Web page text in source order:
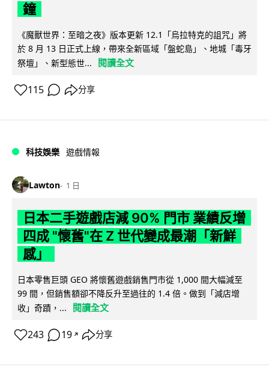
鐘
《魔獸世界：至暗之夜》版本更新 12.1「烏拉特克的詛咒」將
於 8 月 13 日正式上線，帶來全新區域「盤蛇島」、地城「毒牙
祭壇」、新型態世...
閱讀全文
115 分享
科技娛樂 遊戲情報
Lawton 1 日
日本二手遊戲店減 90% 門市 業績反增
四成 "懷舊"在 Z 世代變成最潮「新鮮
感」
日本零售巨頭 GEO 將懷舊遊戲銷售門市從 1,000 間大幅減至
99 間，但銷售額卻不降反升至過往的 1.4 倍。做到「減店增
收」奇蹟，...
閱讀全文
243 19 ↗ 分享